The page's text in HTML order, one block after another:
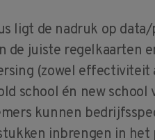
ligt de nadruk op
de juiste regelkaarten
(zowel effectiviteit
school én new school
kunnen
inbrengen in het